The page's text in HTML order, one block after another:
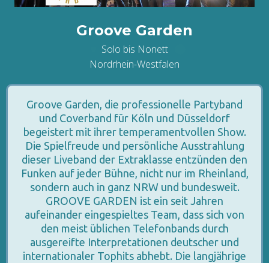
Groove Garden
Solo bis Nonett
Nordrhein-Westfalen
Groove Garden, die professionelle Partyband
und Coverband für Köln und Düsseldorf
begeistert mit ihrer temperamentvollen Show.
Die Spielfreude und persönliche Ausstrahlung
dieser Liveband der Extraklasse entzünden den
Funken auf jeder Bühne, nicht nur im Rheinland,
sondern auch in ganz NRW und bundesweit.
GROOVE GARDEN ist ein seit Jahren
aufeinander eingespieltes Team, dass sich von
den meist üblichen Telefonbands durch
ausgereifte Interpretationen deutscher und
internationaler Tophits abhebt. Die langjährige